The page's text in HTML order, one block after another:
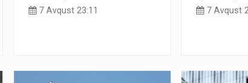
7 Avqust 23:11 7 Avqust